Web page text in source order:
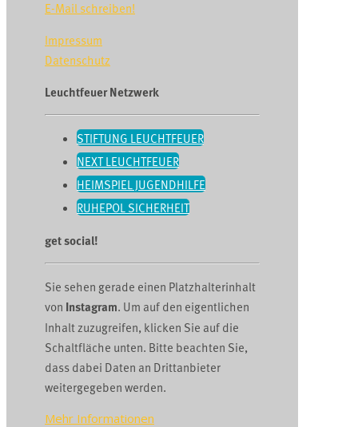
E-Mail schreiben!
Impressum
Datenschutz
Leuchtfeuer Netzwerk
STIFTUNG LEUCHTFEUER
NEXT LEUCHTFEUER
HEIMSPIEL JUGENDHILFE
RUHEPOL SICHERHEIT
get social!
Sie sehen gerade einen Platzhalterinhalt
von Instagram. Um auf den eigentlichen
Inhalt zuzugreifen, klicken Sie auf die
Schaltfläche unten. Bitte beachten Sie,
dass dabei Daten an Drittanbieter
weitergegeben werden.
Mehr Informationen